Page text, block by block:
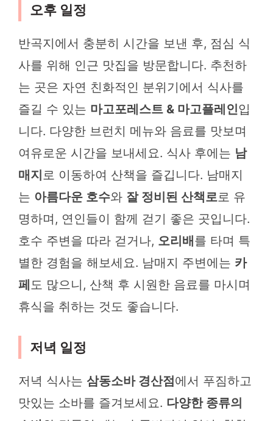
오후 일정
반곡지에서 충분히 시간을 보낸 후, 점심 식
사를 위해 인근 맛집을 방문합니다. 추천하
는 곳은 자연 친화적인 분위기에서 식사를
즐길 수 있는 마고포레스트 & 마고플레인입
니다. 다양한 브런치 메뉴와 음료를 맛보며
여유로운 시간을 보내세요. 식사 후에는 남
매지로 이동하여 산책을 즐깁니다. 남매지
는 아름다운 호수와 잘 정비된 산책로로 유
명하며, 연인들이 함께 걷기 좋은 곳입니다.
호수 주변을 따라 걷거나, 오리배를 타며 특
별한 경험을 해보세요. 남매지 주변에는 카
페도 많으니, 산책 후 시원한 음료를 마시며
휴식을 취하는 것도 좋습니다.
저녁 일정
저녁 식사는 삼동소바 경산점에서 푸짐하고
맛있는 소바를 즐겨보세요. 다양한 종류의